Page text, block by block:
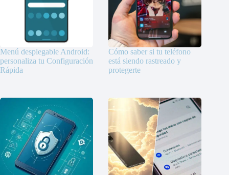
Menú desplegable Android:
personaliza tu Configuración
Rápida
Cómo saber si tu teléfono
está siendo rastreado y
protegerte